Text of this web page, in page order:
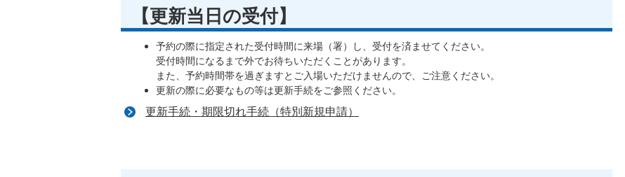
【更新当日の受付】
予約の際に指定された受付時間に来場（署）し、受付を済ませてください。
受付時間になるまで外でお待ちいただくことがあります。
また、予約時間帯を過ぎますとご入場いただけませんので、ご注意ください。
更新の際に必要なもの等は更新手続をご参照ください。
更新手続・期限切れ手続（特別新規申請）